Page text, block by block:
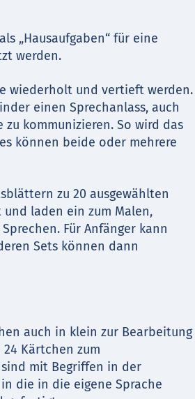
„Hausaufgaben“ für eine
werden.
wiederholt und vertieft werden.
einen Sprechanlass, auch
kommunizieren. So wird das
können beide oder mehrere
zu 20 ausgewählten
laden ein zum Malen,
Für Anfänger kann
Sets können dann
auch in klein zur Bearbeitung
Kärtchen zum
mit Begriffen in der
die in die eigene Sprache